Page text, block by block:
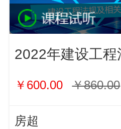
￥600.00 ￥860.00
房超